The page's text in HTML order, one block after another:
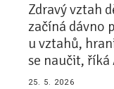
Zdravý vztah
začíná dávno
u vztahů,
se naučit, říká
25. 5. 2026